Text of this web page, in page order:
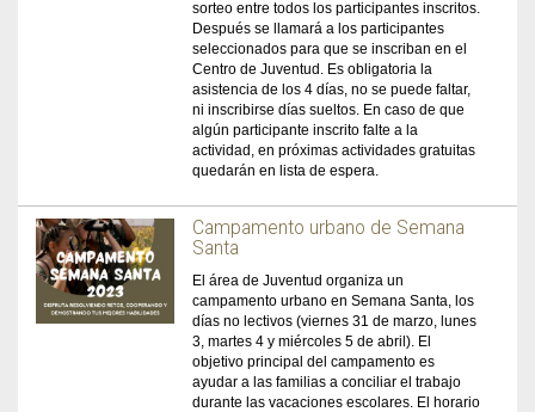
sorteo entre todos los participantes inscritos.
Después se llamará a los participantes
seleccionados para que se inscriban en el
Centro de Juventud. Es obligatoria la
asistencia de los 4 días, no se puede faltar,
ni inscribirse días sueltos. En caso de que
algún participante inscrito falte a la
actividad, en próximas actividades gratuitas
quedarán en lista de espera.
Campamento urbano de Semana
Santa
El área de Juventud organiza un
campamento urbano en Semana Santa, los
días no lectivos (viernes 31 de marzo, lunes
3, martes 4 y miércoles 5 de abril). El
objetivo principal del campamento es
ayudar a las familias a conciliar el trabajo
durante las vacaciones escolares. El horario